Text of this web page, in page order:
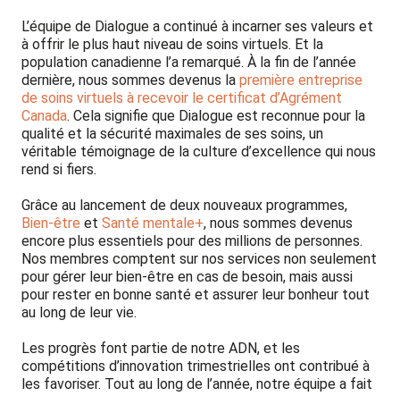
L’équipe de Dialogue a continué à incarner ses valeurs et
à offrir le plus haut niveau de soins virtuels. Et la
population canadienne l’a remarqué. À la fin de l’année
dernière, nous sommes devenus la première entreprise
de soins virtuels à recevoir le certificat d’Agrément
Canada. Cela signifie que Dialogue est reconnue pour la
qualité et la sécurité maximales de ses soins, un
véritable témoignage de la culture d’excellence qui nous
rend si fiers.
Grâce au lancement de deux nouveaux programmes,
Bien-être et Santé mentale+, nous sommes devenus
encore plus essentiels pour des millions de personnes.
Nos membres comptent sur nos services non seulement
pour gérer leur bien-être en cas de besoin, mais aussi
pour rester en bonne santé et assurer leur bonheur tout
au long de leur vie.
Les progrès font partie de notre ADN, et les
compétitions d’innovation trimestrielles ont contribué à
les favoriser. Tout au long de l’année, notre équipe a fait